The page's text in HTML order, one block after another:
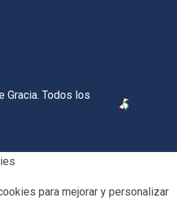
Gracia. Todos los
para mejorar y personalizar